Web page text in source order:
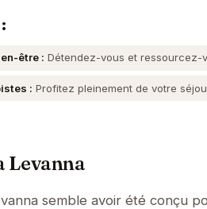
être : Détendez-vous et ressourcez-
: Profitez pleinement de votre
Levanna
semble avoir été conçu